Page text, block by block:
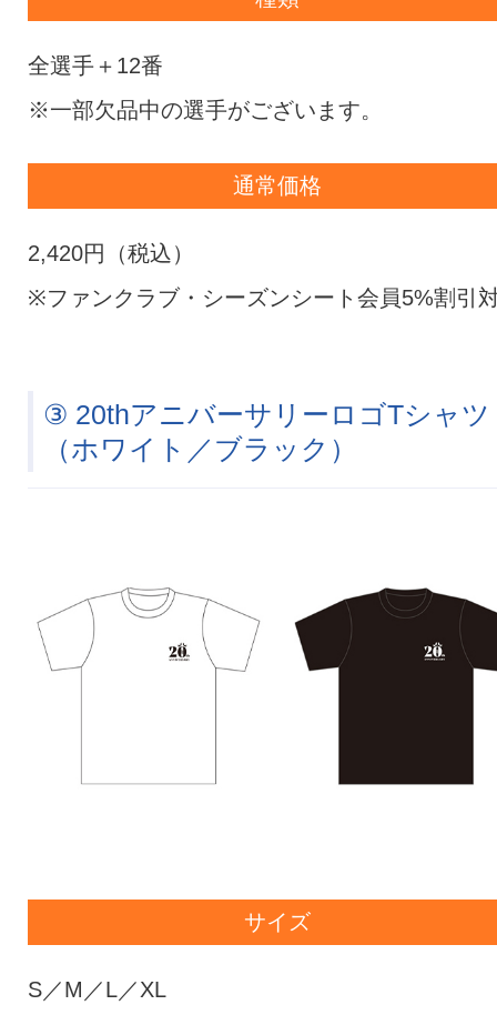
全選手＋12番
※一部欠品中の選手がございます。
通常価格
2,420円（税込）
※ファンクラブ・シーズンシート会員5%割引
③ 20thアニバーサリーロゴTシャツ
（ホワイト／ブラック）
サイズ
S／M／L／XL